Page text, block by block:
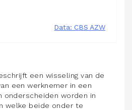
een wisseling van de
een werknemer in een
onderscheiden worden in
welke beide onder te